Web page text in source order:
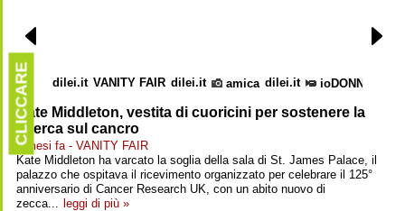
dilei.it VANITY FAIR dilei.it amica dilei.it ioDONNA
Kate Middleton, vestita di cuoricini per sostenere la
ricerca sul cancro
2 mesi fa - VANITY FAIR
Kate Middleton ha varcato la soglia della sala di St. James Palace, il
palazzo che ospitava il ricevimento organizzato per celebrare il 125°
anniversario di Cancer Research UK, con un abito nuovo di
zecca... leggi di più »
CLICCARE